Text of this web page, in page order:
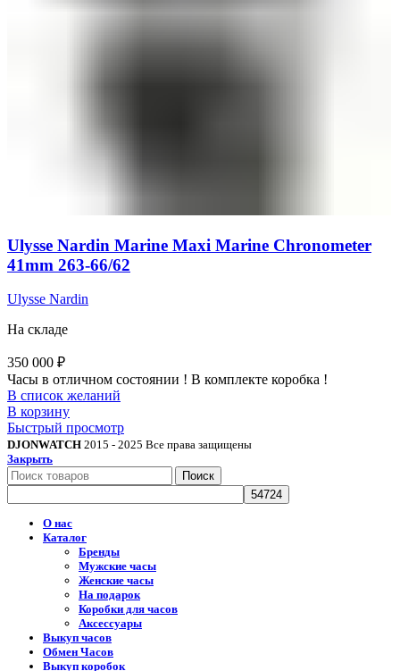
Ulysse Nardin Marine Maxi Marine Chronometer
41mm 263-66/62
Ulysse Nardin
На складе
350 000 ₽
Часы в отличном состоянии ! В комплекте коробка !
В список желаний
В корзину
Быстрый просмотр
DJONWATCH 2015 - 2025 Все права защищены
Закрыть
Поиск
О нас
Каталог
Бренды
Мужские часы
Женские часы
На подарок
Коробки для часов
Аксессуары
Выкуп часов
Обмен Часов
Выкуп коробок